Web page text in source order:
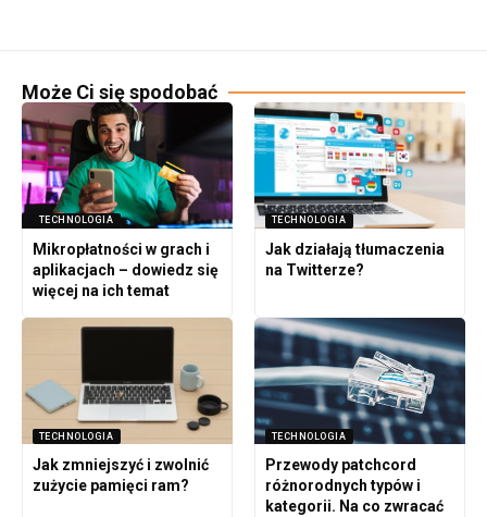
Może Ci się spodobać
TECHNOLOGIA
Mikropłatności w grach i
aplikacjach – dowiedz się
więcej na ich temat
TECHNOLOGIA
Jak działają tłumaczenia
na Twitterze?
TECHNOLOGIA
Jak zmniejszyć i zwolnić
zużycie pamięci ram?
TECHNOLOGIA
Przewody patchcord
różnorodnych typów i
kategorii. Na co zwracać